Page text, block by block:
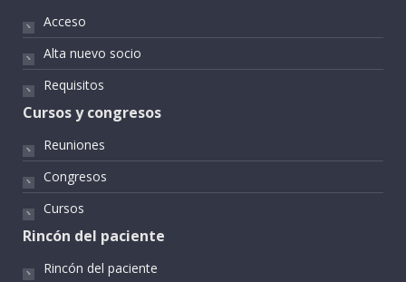
Acceso
Alta nuevo socio
Requisitos
Cursos y congresos
Reuniones
Congresos
Cursos
Rincón del paciente
Rincón del paciente